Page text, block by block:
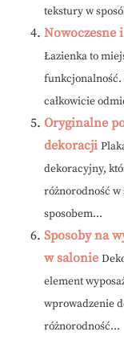
tekstury w
Nowoczesne
Łazienka to
funkcjonalność.
całkowicie
Oryginalne
dekoracji
dekoracyjny,
różnorodność w
sposobem...
Sposoby na
w salonie
element
wprowadzenie
różnorodność...